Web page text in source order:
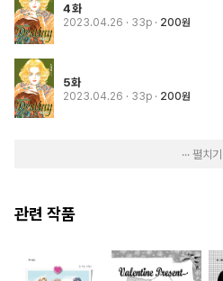
4화
2023.04.26 · 33p 200원
5화
2023.04.26 · 33p 200원
··· 펼치기
관련 작품